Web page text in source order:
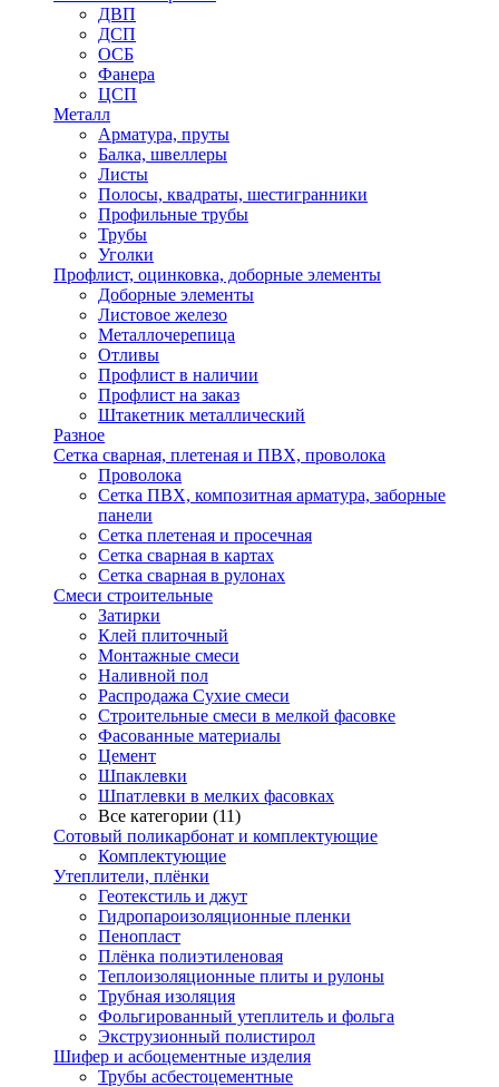
ДВП
ДСП
ОСБ
Фанера
ЦСП
Металл
Арматура, пруты
Балка, швеллеры
Листы
Полосы, квадраты, шестигранники
Профильные трубы
Трубы
Уголки
Профлист, оцинковка, доборные элементы
Доборные элементы
Листовое железо
Металлочерепица
Отливы
Профлист в наличии
Профлист на заказ
Штакетник металлический
Разное
Сетка сварная, плетеная и ПВХ, проволока
Проволока
Сетка ПВХ, композитная арматура, заборные
панели
Сетка плетеная и просечная
Сетка сварная в картах
Сетка сварная в рулонах
Смеси строительные
Затирки
Клей плиточный
Монтажные смеси
Наливной пол
Распродажа Сухие смеси
Строительные смеси в мелкой фасовке
Фасованные материалы
Цемент
Шпаклевки
Шпатлевки в мелких фасовках
Все категории (11)
Сотовый поликарбонат и комплектующие
Комплектующие
Утеплители, плёнки
Геотекстиль и джут
Гидропароизоляционные пленки
Пенопласт
Плёнка полиэтиленовая
Теплоизоляционные плиты и рулоны
Трубная изоляция
Фольгированный утеплитель и фольга
Экструзионный полистирол
Шифер и асбоцементные изделия
Трубы асбестоцементные